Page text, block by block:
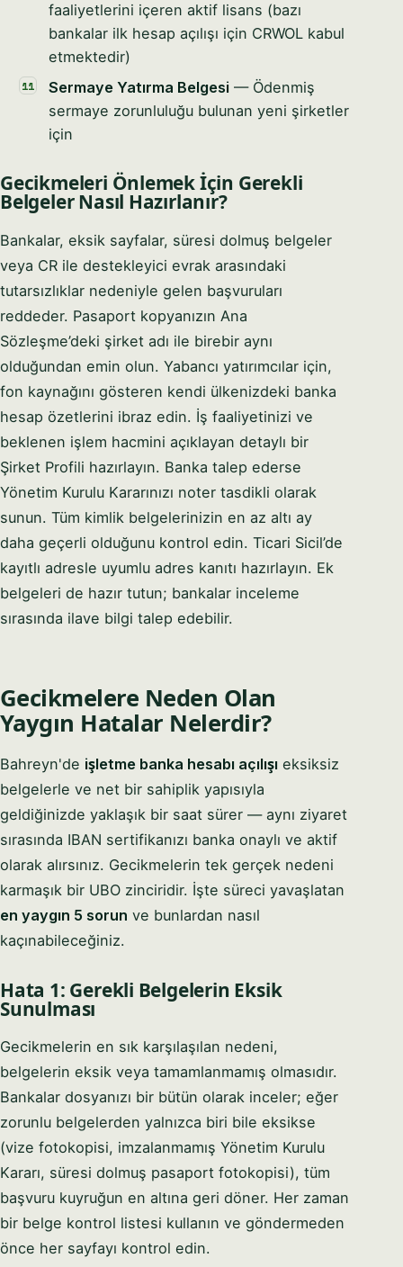
faaliyetlerini içeren aktif lisans (bazı
bankalar ilk hesap açılışı için CRWOL kabul
etmektedir)
Sermaye Yatırma Belgesi— Ödenmiş
sermaye zorunluluğu bulunan yeni şirketler
için
Gecikmeleri Önlemek İçin Gerekli
Belgeler Nasıl Hazırlanır?
Bankalar, eksik sayfalar, süresi dolmuş belgeler
veya CR ile destekleyici evrak arasındaki
tutarsızlıklar nedeniyle gelen başvuruları
reddeder. Pasaport kopyanızın Ana
Sözleşme’deki şirket adı ile birebir aynı
olduğundan emin olun. Yabancı yatırımcılar için,
fon kaynağını gösteren kendi ülkenizdeki banka
hesap özetlerini ibraz edin. İş faaliyetinizi ve
beklenen işlem hacmini açıklayan detaylı bir
Şirket Profili hazırlayın. Banka talep ederse
Yönetim Kurulu Kararınızı noter tasdikli olarak
sunun. Tüm kimlik belgelerinizin en az altı ay
daha geçerli olduğunu kontrol edin. Ticari Sicil’de
kayıtlı adresle uyumlu adres kanıtı hazırlayın. Ek
belgeleri de hazır tutun; bankalar inceleme
sırasında ilave bilgi talep edebilir.
Gecikmelere Neden Olan
Yaygın Hatalar Nelerdir?
Bahreyn'de işletme banka hesabı açılışı eksiksiz
belgelerle ve net bir sahiplik yapısıyla
geldiğinizde yaklaşık bir saat sürer — aynı ziyaret
sırasında IBAN sertifikanızı banka onaylı ve aktif
olarak alırsınız. Gecikmelerin tek gerçek nedeni
karmaşık bir UBO zinciridir. İşte süreci yavaşlatan
en yaygın 5 sorun ve bunlardan nasıl
kaçınabileceğiniz.
Hata 1: Gerekli Belgelerin Eksik
Sunulması
Gecikmelerin en sık karşılaşılan nedeni,
belgelerin eksik veya tamamlanmamış olmasıdır.
Bankalar dosyanızı bir bütün olarak inceler; eğer
zorunlu belgelerden yalnızca biri bile eksikse
(vize fotokopisi, imzalanmamış Yönetim Kurulu
Kararı, süresi dolmuş pasaport fotokopisi), tüm
başvuru kuyruğun en altına geri döner. Her zaman
bir belge kontrol listesi kullanın ve göndermeden
önce her sayfayı kontrol edin.